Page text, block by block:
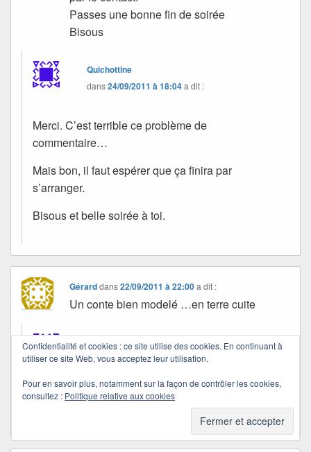
Passes une bonne fin de soirée
Bisous
Quichottine
dans24/09/2011 à 18:04a dit :
Merci. C’est terrible ce problème de
commentaire…
Mais bon, il faut espérer que ça finira par
s’arranger.
Bisous et belle soirée à toi.
Gérarddans22/09/2011 à 22:00 a dit :
Un conte bien modelé …en terre cuite
Quichottine
dans24/09/2011 à 18:05a dit :
Un sourire… Merci, Gérard.
Confidentialité et cookies : ce site utilise des cookies. En continuant à
utiliser ce site Web, vous acceptez leur utilisation.
Pour en savoir plus, notamment sur la façon de contrôler les cookies,
consultez : Politique relative aux cookies